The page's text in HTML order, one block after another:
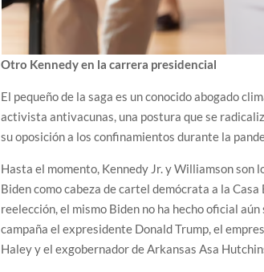
Otro Kennedy en la carrera presidencial
El pequeño de la saga es un conocido abogado
activista antivacunas, una postura que se
su oposición a los confinamientos durante la
Hasta el momento, Kennedy Jr. y Williamson son
Biden como cabeza de cartel demócrata a la
reelección, el mismo Biden no ha hecho oficial
campaña el expresidente Donald Trump, el
Haley y el exgobernador de Arkansas Asa